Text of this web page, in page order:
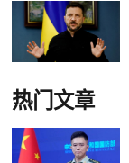
热门文章